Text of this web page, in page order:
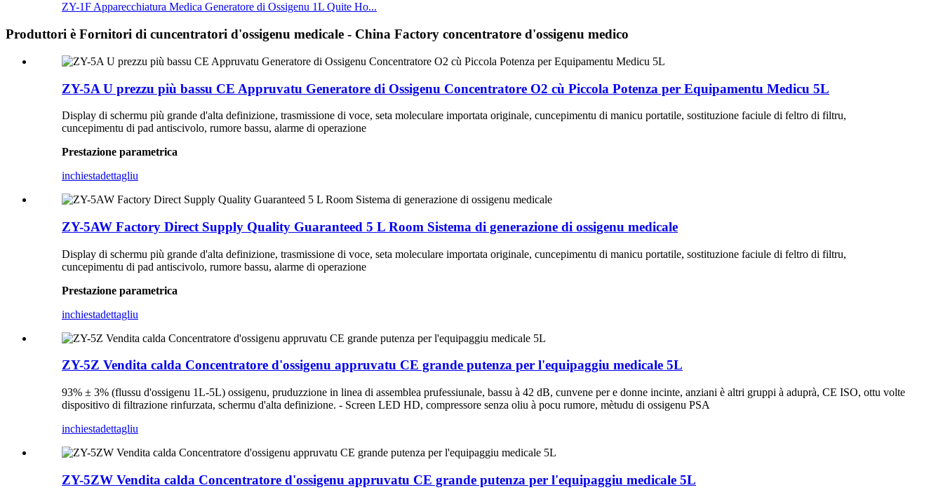
ZY-1F Apparecchiatura Medica Generatore di Ossigenu 1L Quite Ho...
Produttori è Fornitori di cuncentratori d'ossigenu medicale - China Factory concentratore d'ossigenu medico
ZY-5A U prezzu più bassu CE Appruvatu Generatore di Ossigenu Concentratore O2 cù Piccola Potenza per Equipamentu Medicu 5L
Display di schermu più grande d'alta definizione, trasmissione di voce, seta moleculare importata originale, cuncepimentu di manicu portatile, sostituzione faciule di feltro di filtru,
cuncepimentu di pad antiscivolo, rumore bassu, alarme di operazione
Prestazione parametrica
inchiestadettagliu
ZY-5AW Factory Direct Supply Quality Guaranteed 5 L Room Sistema di generazione di ossigenu medicale
Display di schermu più grande d'alta definizione, trasmissione di voce, seta moleculare importata originale, cuncepimentu di manicu portatile, sostituzione faciule di feltro di filtru,
cuncepimentu di pad antiscivolo, rumore bassu, alarme di operazione
Prestazione parametrica
inchiestadettagliu
ZY-5Z Vendita calda Concentratore d'ossigenu appruvatu CE grande putenza per l'equipaggiu medicale 5L
93% ± 3% (flussu d'ossigenu 1L-5L) ossigenu, pruduzzione in linea di assemblea prufessiunale, bassu à 42 dB, cunvene per e donne incinte, anziani è altri gruppi à aduprà, CE ISO, ottu volte
dispositivo di filtrazione rinfurzata, schermu d'alta definizione. - Screen LED HD, compressore senza oliu à pocu rumore, mètudu di ossigenu PSA
inchiestadettagliu
ZY-5ZW Vendita calda Concentratore d'ossigenu appruvatu CE grande putenza per l'equipaggiu medicale 5L